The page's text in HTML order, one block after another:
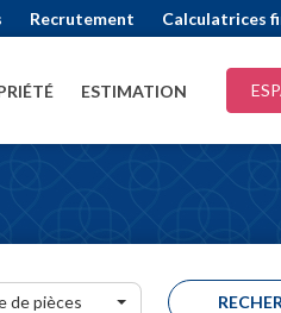
Recrutement Calculatrices
ESTIMATION
de pièces